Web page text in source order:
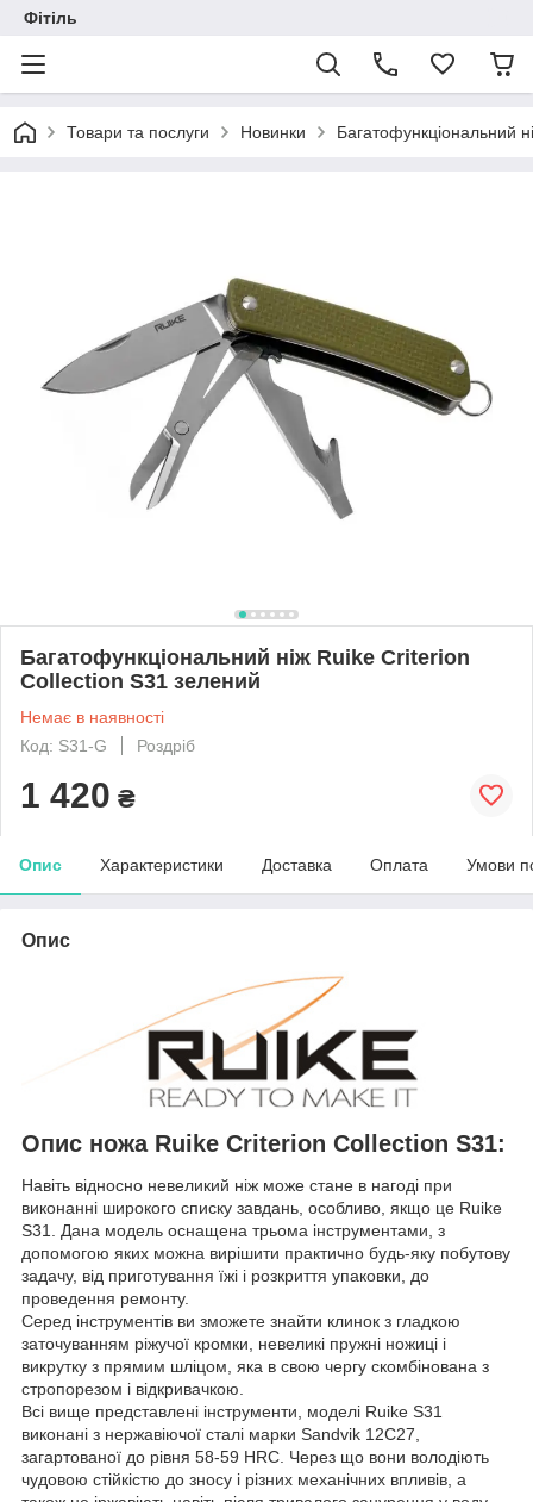
Фітіль
Товари та послуги Новинки Багатофункціональний
Багатофункціональний ніж Ruike Criterion
Collection S31 зелений
Немає в наявності
Код: S31-G
Роздріб
1 420 ₴
Опис Характеристики Доставка Оплата Умови
Опис
Опис ножа Ruike Criterion Collection S31:
Навіть відносно невеликий ніж може стане в нагоді при
виконанні широкого списку завдань, особливо, якщо це Ruike
S31. Дана модель оснащена трьома інструментами, з
допомогою яких можна вирішити практично будь-яку побутову
задачу, від приготування їжі і розкриття упаковки, до
проведення ремонту.
Серед інструментів ви зможете знайти клинок з гладкою
заточуванням ріжучої кромки, невеликі пружні ножиці і
викрутку з прямим шліцом, яка в свою чергу скомбінована з
стропорезом і відкривачкою.
Всі вище представлені інструменти, моделі Ruike S31
виконані з нержавіючої сталі марки Sandvik 12C27,
загартованої до рівня 58-59 HRC. Через що вони володіють
чудовою стійкістю до зносу і різних механічних впливів, а